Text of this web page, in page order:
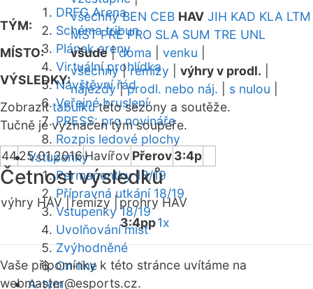
DRFG Arena
Schéma tribun
Plánek areny
Virtuální prohlídka
Návštěvní řád
Veřejné bruslení
PRESS: pro novináře
Rozpis ledové plochy
Vstupenky
Permanentky 18/19
Přípravná utkání 18/19
Vstupenky 18/19
Uvolňování míst
Zvýhodněné
On-line
A-tým
TÝM:
všechny BEN CEB HAV JIH KAD KLA LTM
MST PRE PRO SLA SUM TRE UNL
MÍSTO:
všude|doma venku
VÝSLEDKY:
všechny|remízy výhry v prodl.
nájezdy|prodl. nebo náj. s nulou
Zobrazittabulkutéto sezóny a soutěže.
Tučně je vyznačen tým soupeře.
4425.01.2016Havířov Přerov3:4p
Četnost výsledků
výhry HAV |remízy |prohry HAV
3:4pp1x
Vaše připomínky k této stránce uvítáme na
webmaster@esports.cz.